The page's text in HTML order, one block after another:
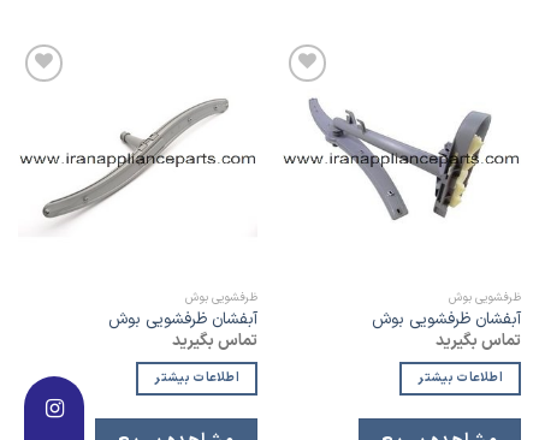
افزودن
به
لیست
علاقه
مندی
ظرفشویی بوش
آبفشان ظرفشویی بوش
تماس بگیرید
اطلاعات بیشتر
مندی
ظرفشویی بوش
آبفشان ظرفشویی بوش
تماس بگیرید
اطلاعات بیشتر